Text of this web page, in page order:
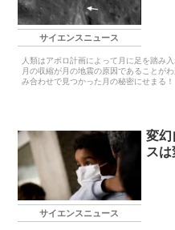
サイエンスニュース
人類はアポロ計画によって月に足を踏み
月の収縮が月の地震の原因であることが
み合わせで見つかった月の秘密にせまる！
サイエンスニュース
変幻
スは